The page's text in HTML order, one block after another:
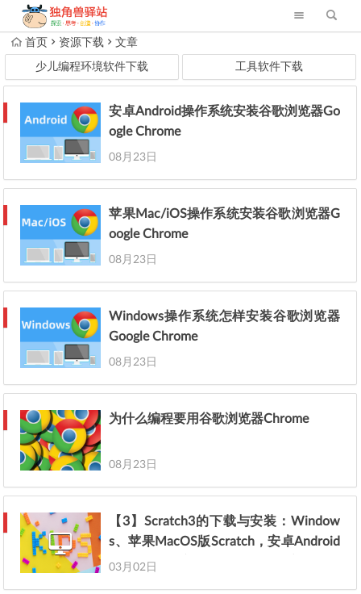
首页 资源下载 文章
少儿编程环境软件下载 工具软件下载
安卓Android操作系统安装谷歌浏览器Go
ogle Chrome
08月23日
苹果Mac/iOS操作系统安装谷歌浏览器G
oogle Chrome
08月23日
Windows操作系统怎样安装谷歌浏览器
Google Chrome
08月23日
为什么编程要用谷歌浏览器Chrome
08月23日
【3】Scratch3的下载与安装：Window
s、苹果MacOS版Scratch，安卓Android
原版Scratch安装包apk下载——家长准备
03月02日